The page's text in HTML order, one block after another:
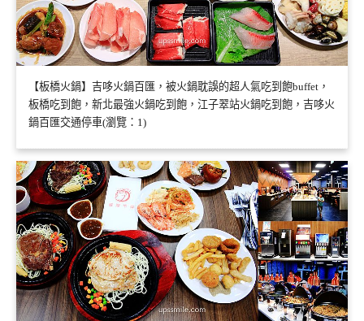
【板橋火鍋】吉哆火鍋百匯，被火鍋耽誤的超人氣吃到飽buffet，
板橋吃到飽，新北最強火鍋吃到飽，江子翠站火鍋吃到飽，吉哆火
鍋百匯交通停車(瀏覽：1)